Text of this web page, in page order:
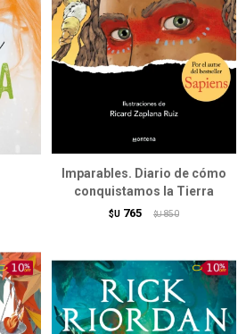
Imparables. Diario de cómo
conquistamos la Tierra
$U 765 $U 850